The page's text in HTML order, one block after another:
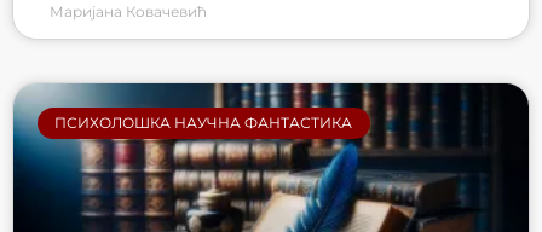
Маријана Ковачевић
ПСИХОЛОШКА НАУЧНА ФАНТАСТИКА